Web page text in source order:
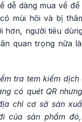
dễ dàng mua về
mùi hôi và bị
hơn, người tiêu
quan trọng nữa
tra tem kiểm
có quét QR
chỉ cơ sở sản
của sản phẩm